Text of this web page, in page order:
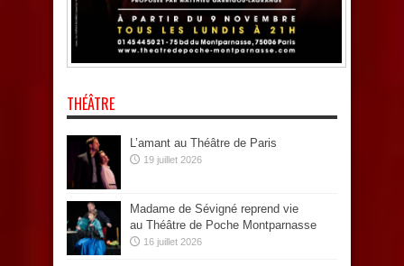
THÉÂTRE
L’amant au Théâtre de Paris
19 juillet 2026
Madame de Sévigné reprend vie
au Théâtre de Poche Montparnasse
16 juillet 2026